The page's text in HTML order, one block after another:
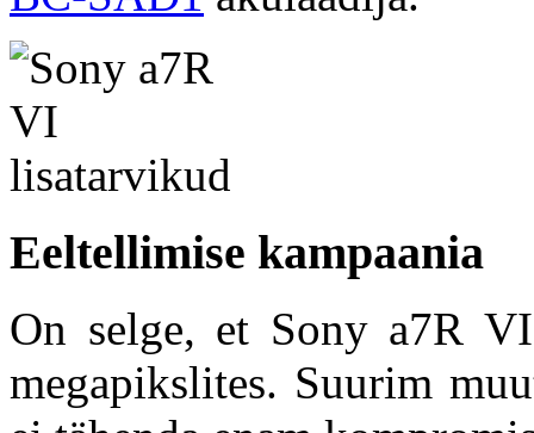
Eeltellimise kampaania
On selge, et Sony a7R
megapikslites. Suurim